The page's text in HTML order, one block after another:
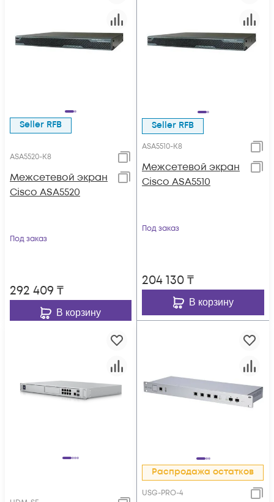
Seller RFB
ASA5520-K8
Межсетевой экран
Cisco ASA5520
Под заказ
292 409 ₸
В корзину
Seller RFB
ASA5510-K8
Межсетевой экран
Cisco ASA5510
Под заказ
204 130₸
В корзину
Распродажа остатков
USG-PRO-4